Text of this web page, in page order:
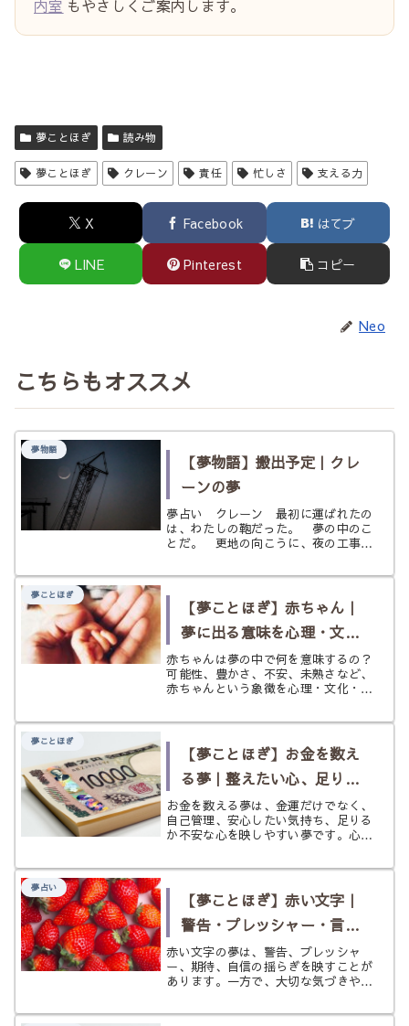
内室 もやさしくご案内します。
夢ことほぎ 読み物
夢ことほぎ クレーン 責任 忙しさ 支える力
X Facebook はてブ
LINE Pinterest コピー
Neo
こちらもオススメ
夢物語
【夢物語】搬出予定｜クレ
ーンの夢
夢占い クレーン 最初に運ばれたの
は、わたしの鞄だった。 夢の中のこ
とだ。 更地の向こうに、夜の工事現
のあいだから、長いクレーンのアーム
灯が、暗い空気の中でゆっくり点滅し
て...
夢ことほぎ
【夢ことほぎ】赤ちゃん｜
夢に出る意味を心理・文
化・象徴からやさしく解説
赤ちゃんは夢の中で何を意味するの？
可能性、豊かさ、不安、未熟さなど、
赤ちゃんという象徴を心理・文化・夢
す。
夢ことほぎ
【夢ことほぎ】お金を数え
る夢｜整えたい心、足りる
か不安な心をやさしく解説
お金を数える夢は、金運だけでなく、
自己管理、安心したい気持ち、足りる
か不安な心を映しやすい夢です。心
み解きます。
夢占い
【夢ことほぎ】赤い文字｜
警告・プレッシャー・言え
ない本音の象徴をやさしく
解説
赤い文字の夢は、警告、プレッシャ
ー、期待、自信の揺らぎを映すことが
あります。一方で、大切な気づきや本
夢占いの視点からやさしく読み解きま